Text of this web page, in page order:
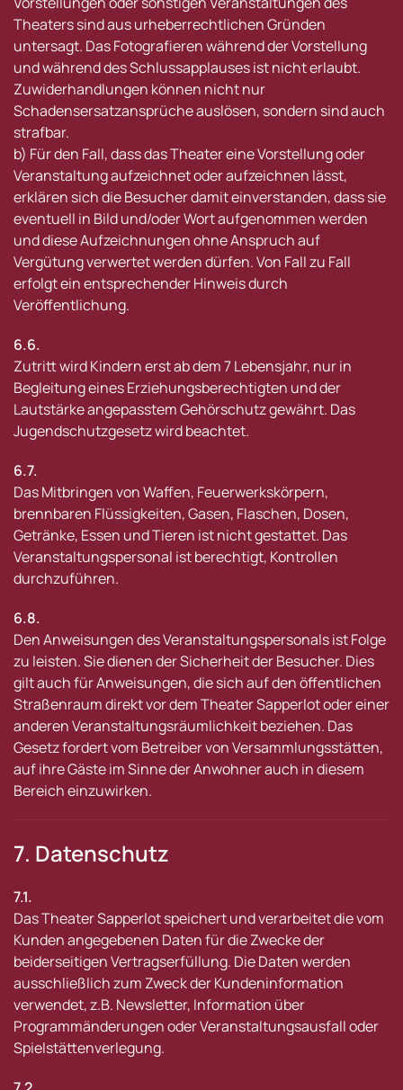
Theaters sind aus urheberrechtlichen Gründen
untersagt. Das Fotografieren während der Vorstellung
und während des Schlussapplauses ist nicht erlaubt.
Zuwiderhandlungen können nicht nur
Schadensersatzansprüche auslösen, sondern sind auch
strafbar.
b) Für den Fall, dass das Theater eine Vorstellung oder
Veranstaltung aufzeichnet oder aufzeichnen lässt,
erklären sich die Besucher damit einverstanden, dass sie
eventuell in Bild und/oder Wort aufgenommen werden
und diese Aufzeichnungen ohne Anspruch auf
Vergütung verwertet werden dürfen. Von Fall zu Fall
erfolgt ein entsprechender Hinweis durch
Veröffentlichung.
6.6.
Zutritt wird Kindern erst ab dem 7 Lebensjahr, nur in
Begleitung eines Erziehungsberechtigten und der
Lautstärke angepasstem Gehörschutz gewährt. Das
Jugendschutzgesetz wird beachtet.
6.7.
Das Mitbringen von Waffen, Feuerwerkskörpern,
brennbaren Flüssigkeiten, Gasen, Flaschen, Dosen,
Getränke, Essen und Tieren ist nicht gestattet. Das
Veranstaltungspersonal ist berechtigt, Kontrollen
durchzuführen.
6.8.
Den Anweisungen des Veranstaltungspersonals ist Folge
zu leisten. Sie dienen der Sicherheit der Besucher. Dies
gilt auch für Anweisungen, die sich auf den öffentlichen
Straßenraum direkt vor dem Theater Sapperlot oder einer
anderen Veranstaltungsräumlichkeit beziehen. Das
Gesetz fordert vom Betreiber von Versammlungsstätten,
auf ihre Gäste im Sinne der Anwohner auch in diesem
Bereich einzuwirken.
7. Datenschutz
7.1.
Das Theater Sapperlot speichert und verarbeitet die vom
Kunden angegebenen Daten für die Zwecke der
beiderseitigen Vertragserfüllung. Die Daten werden
ausschließlich zum Zweck der Kundeninformation
verwendet, z.B. Newsletter, Information über
Programmänderungen oder Veranstaltungsausfall oder
Spielstättenverlegung.